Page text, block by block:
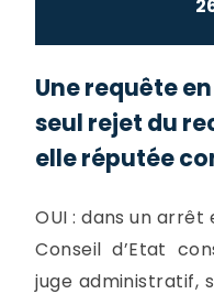
Une requête
seul rejet du
elle réputée
OUI : dans un arrêt
Conseil d’Etat
juge administratif,